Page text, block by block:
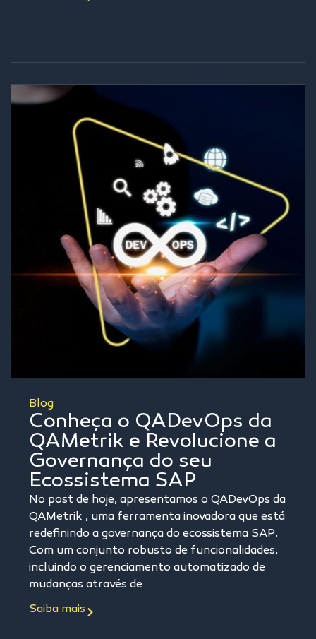
Blog
Conheça o QADevOps da
QAMetrik e Revolucione a
Governança do seu
Ecossistema SAP
No post de hoje, apresentamos o QADevOps da
QAMetrik , uma ferramenta inovadora que está
redefinindo a governança do ecossistema SAP.
Com um conjunto robusto de funcionalidades,
incluindo o gerenciamento automatizado de
mudanças através de
Saiba mais